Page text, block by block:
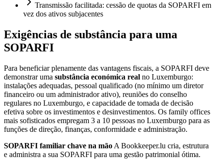
Transmissão facilitada: cessão de quotas da SOPARFI em
vez dos ativos subjacentes
Exigências de substância para uma
SOPARFI
Para beneficiar plenamente das vantagens fiscais, a SOPARFI deve
demonstrar uma substância económica real no Luxemburgo:
instalações adequadas, pessoal qualificado (no mínimo um diretor
financeiro ou um administrador ativo), reuniões do conselho
regulares no Luxemburgo, e capacidade de tomada de decisão
efetiva sobre os investimentos e desinvestimentos. Os family offices
mais sofisticados empregam 3 a 10 pessoas no Luxemburgo para as
funções de direção, finanças, conformidade e administração.
SOPARFI familiar chave na mão A Bookkeeper.lu cria, estrutura
e administra a sua SOPARFI para uma gestão patrimonial ótima.